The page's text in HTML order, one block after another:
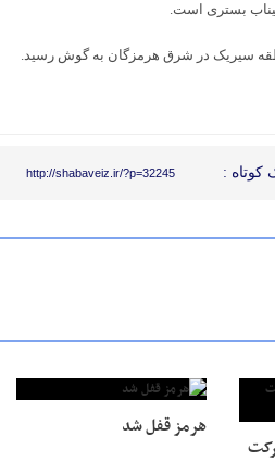
بستری است.
کوتاه : http://shabaveiz.ir/?p=32245
هرمز قفل شد